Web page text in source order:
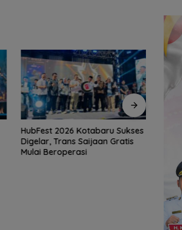
Bunda PAUD Banjarmasin
Gaungkan Minat Baca Anak
Lewat Jelajah Literasi di